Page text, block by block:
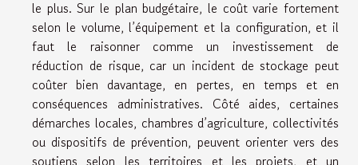
le plus. Sur le plan budgétaire, le coût varie fortement
selon le volume, l’équipement et la configuration, et il
faut le raisonner comme un investissement de
réduction de risque, car un incident de stockage peut
coûter bien davantage, en pertes, en temps et en
conséquences administratives. Côté aides, certaines
démarches locales, chambres d’agriculture, collectivités
ou dispositifs de prévention, peuvent orienter vers des
soutiens selon les territoires et les projets, et un